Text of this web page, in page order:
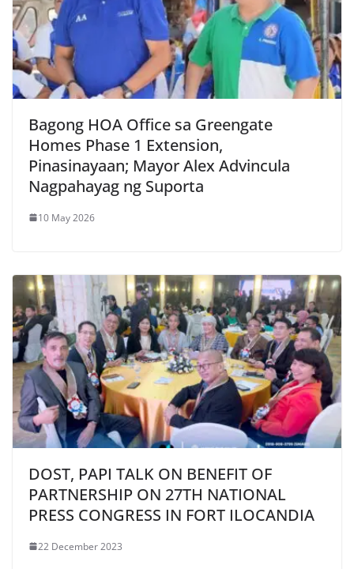
Bagong HOA Office sa Greengate
Homes Phase 1 Extension,
Pinasinayaan; Mayor Alex Advincula
Nagpahayag ng Suporta
10 May 2026
DOST, PAPI TALK ON BENEFIT OF
PARTNERSHIP ON 27TH NATIONAL
PRESS CONGRESS IN FORT ILOCANDIA
22 December 2023